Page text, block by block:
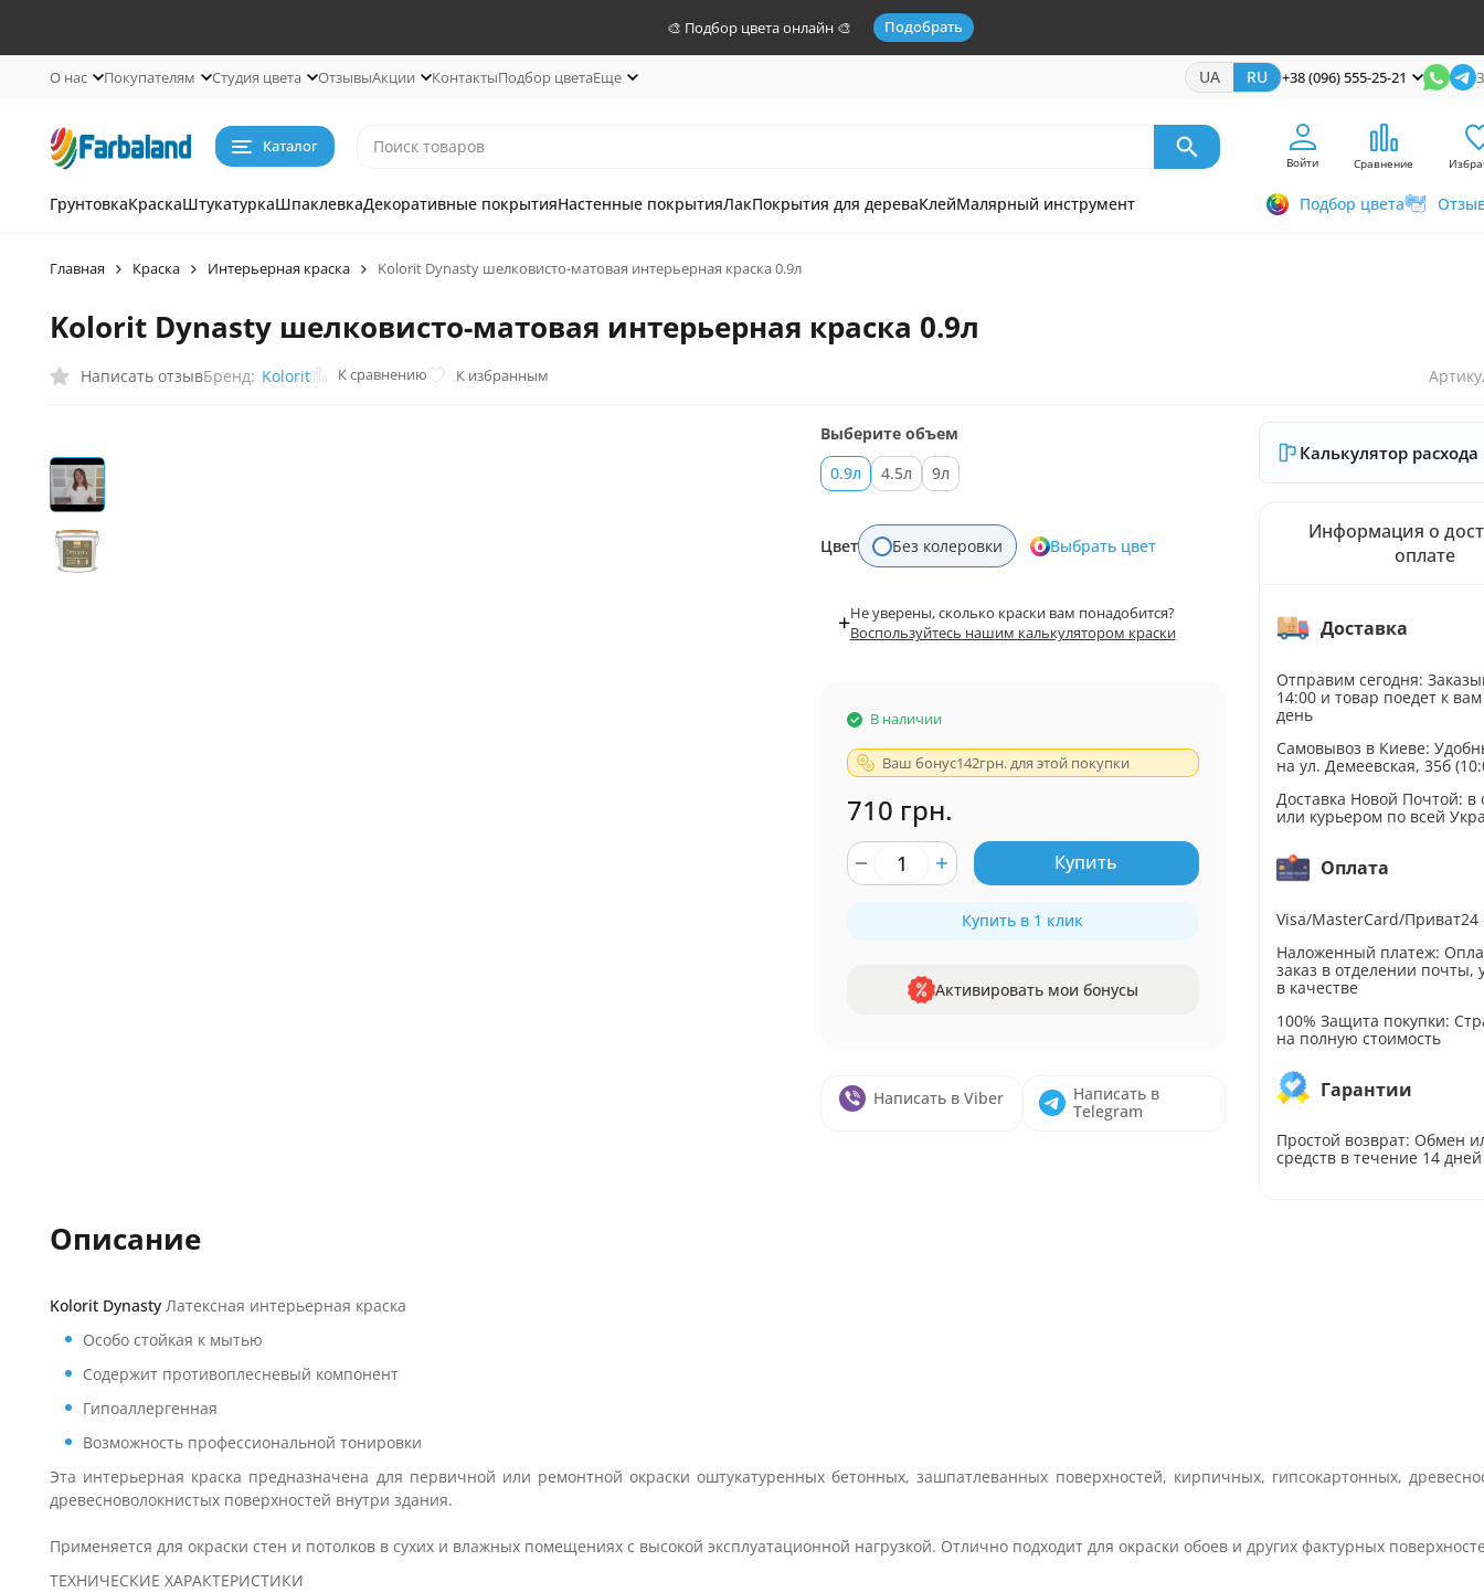
🎨 Подбор цвета онлайн 🎨 Подобрать
О нас Покупателям Студия цвета ОтзывыАкции КонтактыПодбор цветаЕще UA RU +38 (096) 555-25-21
Каталог
Войти Сравнение
ГрунтовкаКраскаШтукатуркаШпаклевкаДекоративные покрытияНастенные покрытияЛакПокрытия для дереваКлейМалярный инструмент Подбор цвета
Главная Краска Интерьерная краска Kolorit Dynasty​ шелковисто-матовая интерьерная краска 0.9л
Kolorit Dynasty​ шелковисто-матовая интерьерная краска 0.9л
Написать отзывБренд: Kolorit К сравнению К избранным
Выберите объем
0.9л
4.5л 9л
Цвет Без колеровки Выбрать цвет
+Не уверены, сколько краски вам понадобится?
Воспользуйтесь нашим калькулятором краски
В наличии
Ваш бонус142грн. для этой покупки
710 грн.
Купить
Купить в 1 клик
Активировать мои бонусы
Написать в Viber
Написать в
Telegram
Калькулятор расхода
Информация о
оплате
Доставка
Отправим сегодня:
14:00 и товар поедет к
день
Самовывоз в Киеве:
на ул. Демеевская, 35б
Доставка Новой Почтой: в
или курьером по всей
Оплата
Visa/MasterCard/Приват24
Наложенный платеж:
заказ в отделении почты,
в качестве
100% Защита покупки:
на полную стоимость
Гарантии
Простой возврат: Обмен
средств в течение 14 дней
Описание
Kolorit Dynasty Латексная интерьерная краска
Особо стойкая к мытью
Содержит противоплесневый компонент
Гипоаллергенная
Возможность профессиональной тонировки
Эта интерьерная краска предназначена для первичной или ремонтной окраски оштукатуренных бетонных, зашпатлеванных поверхностей, кирпичных, гипсокартонных,
древесноволокнистых поверхностей внутри здания.
Применяется для окраски стен и потолков в сухих и влажных помещениях с высокой эксплуатационной нагрузкой. Отлично подходит для окраски обоев и других фактурных
ТЕХНИЧЕСКИЕ ХАРАКТЕРИСТИКИ